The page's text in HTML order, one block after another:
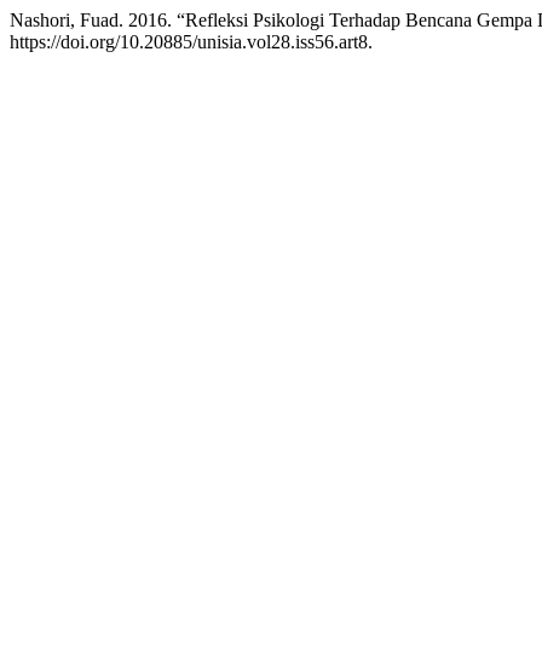
Nashori, Fuad. 2016. “Refleksi Psikologi Terhadap Bencana
https://doi.org/10.20885/unisia.vol28.iss56.art8.